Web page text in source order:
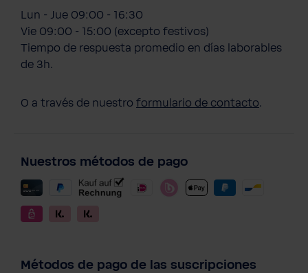
Lun - Jue 09:00 - 16:30
Vie 09:00 - 15:00 (excepto festivos)
Tiempo de respuesta promedio en días laborables
de 3h.
O a través de nuestro formulario de contacto.
Nuestros métodos de pago
Métodos de pago de las suscripciones